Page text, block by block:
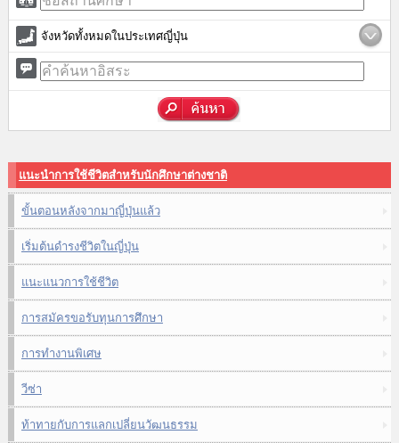
จังหวัดทั้งหมดในประเทศญี่ปุ่น
แนะนำการใช้ชีวิตสำหรับนักศึกษาต่างชาติ
ขั้นตอนหลังจากมาญี่ปุ่นแล้ว
เริ่มต้นดำรงชีวิตในญี่ปุ่น
แนะแนวการใช้ชีวิต
การสมัครขอรับทุนการศึกษา
การทำงานพิเศษ
วีซ่า
ท้าทายกับการแลกเปลี่ยนวัฒนธรรม